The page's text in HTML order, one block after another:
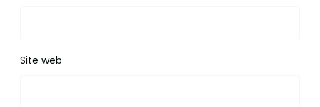
Site web